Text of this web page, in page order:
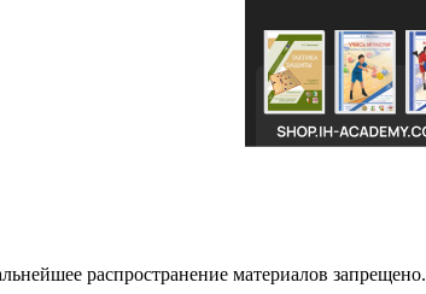
распространение материалов запрещено.